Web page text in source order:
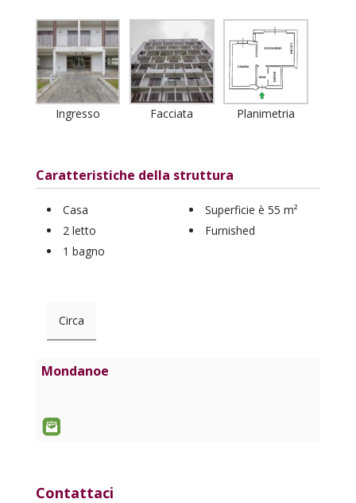
Ingresso Facciata Planimetria
Caratteristiche della struttura
Casa
2 letto
1 bagno
Superficie è 55 m²
Furnished
Circa
Mondanoe
Contattaci